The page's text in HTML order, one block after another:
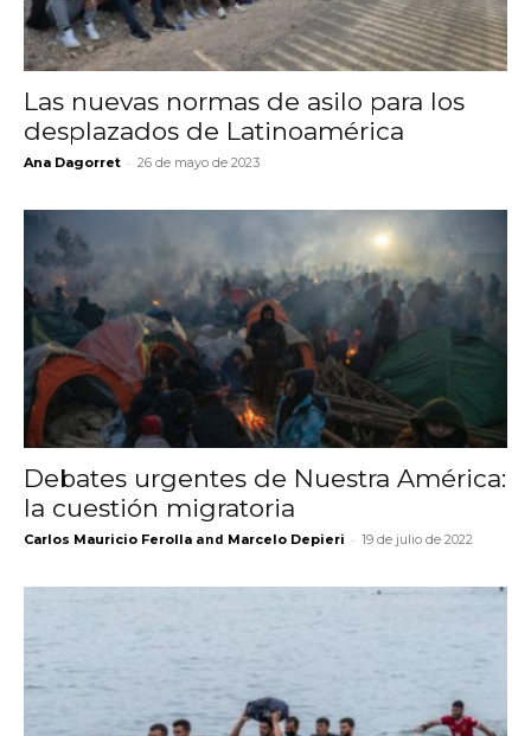
Las nuevas normas de asilo para los
desplazados de Latinoamérica
Ana Dagorret - 26 de mayo de 2023
Debates urgentes de Nuestra América:
la cuestión migratoria
Carlos Mauricio Ferolla and Marcelo Depieri - 19 de julio de 2022